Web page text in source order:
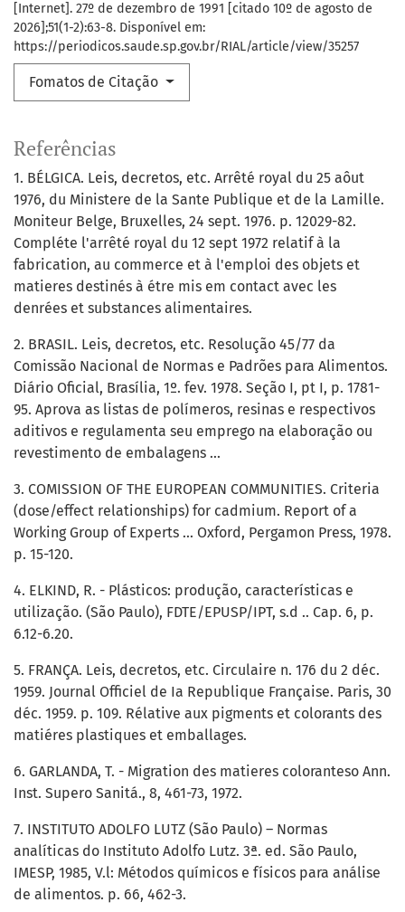
[Internet]. 27º de dezembro de 1991 [citado 10º de agosto de
2026];51(1-2):63-8. Disponível em:
https://periodicos.saude.sp.gov.br/RIAL/article/view/35257
Fomatos de Citação
Referências
1. BÉLGICA. Leis, decretos, etc. Arrêté royal du 25 aôut
1976, du Ministere de la Sante Publique et de la Lamille.
Moniteur Belge, Bruxelles, 24 sept. 1976. p. 12029-82.
Compléte l'arrêté royal du 12 sept 1972 relatif à la
fabrication, au commerce et à l'emploi des objets et
matieres destinés à étre mis em contact avec les
denrées et substances alimentaires.
2. BRASIL. Leis, decretos, etc. Resolução 45/77 da
Comissão Nacional de Normas e Padrões para Alimentos.
Diário Oficial, Brasília, 1º. fev. 1978. Seção I, pt I, p. 1781-
95. Aprova as listas de polímeros, resinas e respectivos
aditivos e regulamenta seu emprego na elaboração ou
revestimento de embalagens ...
3. COMISSION OF THE EUROPEAN COMMUNITIES. Criteria
(dose/effect relationships) for cadmium. Report of a
Working Group of Experts ... Oxford, Pergamon Press, 1978.
p. 15-120.
4. ELKIND, R. - Plásticos: produção, características e
utilização. (São Paulo), FDTE/EPUSP/IPT, s.d .. Cap. 6, p.
6.12-6.20.
5. FRANÇA. Leis, decretos, etc. Circulaire n. 176 du 2 déc.
1959. Journal Officiel de Ia Republique Française. Paris, 30
déc. 1959. p. 109. Rélative aux pigments et colorants des
matiéres plastiques et emballages.
6. GARLANDA, T. - Migration des matieres coloranteso Ann.
Inst. Supero Sanitá., 8, 461-73, 1972.
7. INSTITUTO ADOLFO LUTZ (São Paulo) – Normas
analíticas do Instituto Adolfo Lutz. 3ª. ed. São Paulo,
IMESP, 1985, V.l: Métodos químicos e físicos para análise
de alimentos. p. 66, 462-3.